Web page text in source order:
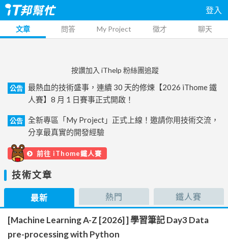
登入
文章 問答 My Project 徵才 聊天
按讚加入 iThelp 粉絲團追蹤
公告
最熱血的技術盛事，連續 30 天的修煉【2026 iThome 鐵
人賽】8 月 1 日賽事正式開啟！
公告
全新專區「My Project」正式上線！邀請你用技術交流，
分享最真實的開發經驗
前往 iThome鐵人賽
技術文章
最新 熱門 鐵人賽
[Machine Learning A-Z [2026] ] 學習筆記 Day3 Data
pre-processing with Python